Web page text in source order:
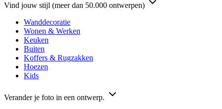
Vind jouw stijl (meer dan 50.000 ontwerpen)
Wanddecoratie
Wonen & Werken
Keuken
Buiten
Koffers & Rugzakken
Hoezen
Kids
Verander je foto in een ontwerp.